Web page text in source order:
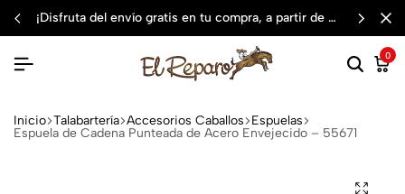
¡disfruta del envío gratis en tu compra, a partir de $3,000 mxn
0
Inicio Talabartería Accesorios Caballos Espuelas
Espuela de Cadena Punteada de Acero Envejecido – 55671